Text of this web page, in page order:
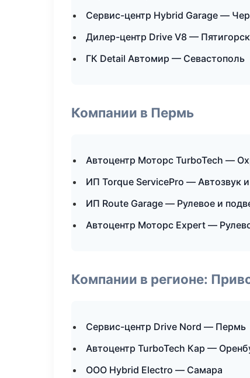
Сервис-центр Hybrid Garage —
Дилер-центр Drive V8 — Пятигорск
ГК Detail Автомир — Севастополь
Компании в Пермь
Автоцентр Моторс TurboTech —
ИП Torque ServicePro — Автозвук
ИП Route Garage — Рулевое и
Автоцентр Моторс Expert —
Компании в регионе:
Сервис-центр Drive Nord — Пермь
Автоцентр TurboTech Кар —
ООО Hybrid Electro — Самара